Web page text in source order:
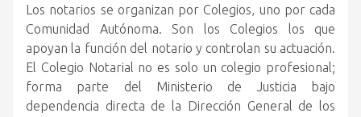
Los notarios se organizan por Colegios, uno por cada
Comunidad Autónoma. Son los Colegios los que
apoyan la función del notario y controlan su actuación.
El Colegio Notarial no es solo un colegio profesional;
forma parte del Ministerio de Justicia bajo
dependencia directa de la Dirección General de los